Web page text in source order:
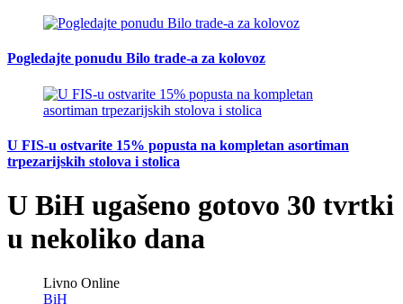
Pogledajte ponudu Bilo trade-a za kolovoz
U FIS-u ostvarite 15% popusta na kompletan asortiman
trpezarijskih stolova i stolica
U BiH ugašeno gotovo 30 tvrtki
u nekoliko dana
Livno Online
BiH